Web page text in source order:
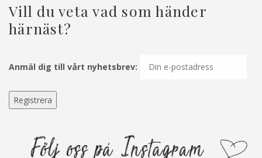
Vill du veta vad som händer
härnäst?
Anmäl dig till vårt nyhetsbrev: